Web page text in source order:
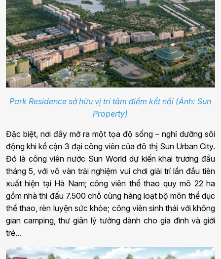
Park Residence sở hữu vị trí tâm điểm kết nối (Ảnh: Sun
Property)
Đặc biệt, nơi đây mở ra một tọa độ sống – nghỉ dưỡng sôi
động khi kề cận 3 đại công viên của đô thị Sun Urban City.
Đó là công viên nước Sun World dự kiến khai trương đầu
tháng 5, với vô vàn trải nghiệm vui chơi giải trí lần đầu tiên
xuất hiện tại Hà Nam; công viên thể thao quy mô 22 ha
gồm nhà thi đấu 7.500 chỗ cùng hàng loạt bộ môn thể dục
thể thao, rèn luyện sức khỏe; công viên sinh thái với không
gian camping, thư giãn lý tưởng dành cho gia đình và giới
trẻ...